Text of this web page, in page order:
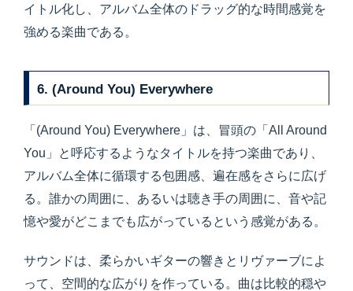
イトル化し、アルバム全体のドラッグ的な時間感覚を
強める楽曲である。
6. (Around You) Everywhere
「(Around You) Everywhere」は、冒頭の「All Around
You」と呼応するようなタイトルを持つ楽曲であり、
アルバム全体に循環する包囲感、遍在感をさらに広げ
る。誰かの周囲に、あるいは聴き手の周囲に、音や記
憶や愛がどこまでも広がっているという感覚がある。
サウンドは、柔らかいギターの響きとリヴァーブによ
って、空間的な広がりを作っている。曲は比較的穏や